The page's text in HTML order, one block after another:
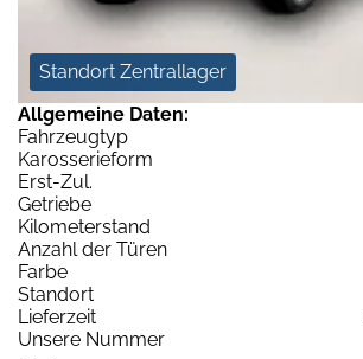
Standort Zentrallager
Allgemeine Daten:
Fahrzeugtyp
Karosserieform
Erst-Zul.
Getriebe
Kilometerstand
Anzahl der Türen
Farbe
Standort
Lieferzeit
Unsere Nummer